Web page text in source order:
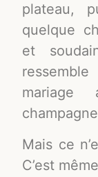
plateau,
quelque
et
mariage
Mais ce
C’est